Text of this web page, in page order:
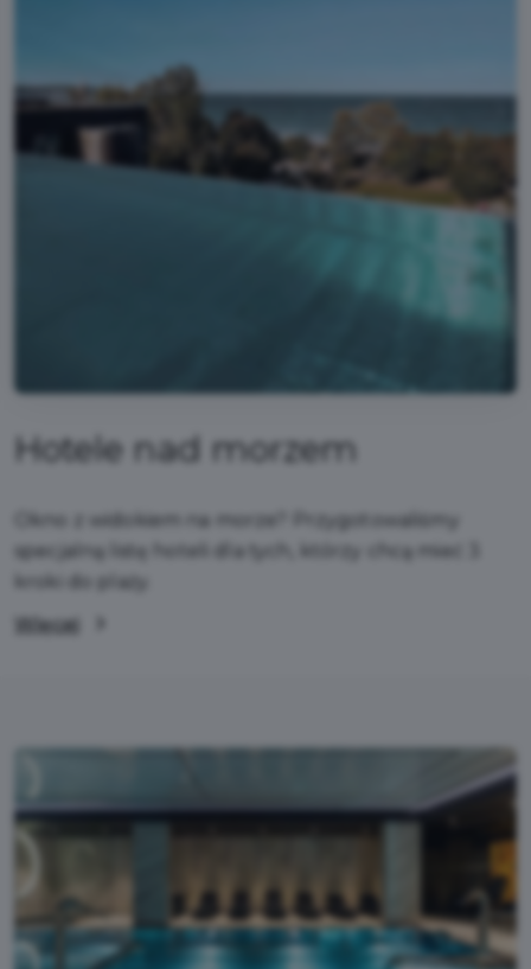
Hotele nad morzem
Okno z widokiem na morze? Przygotowaliśmy
specjalną listę hoteli dla tych, którzy chcą mieć 3
kroki do plaży.
Więcej